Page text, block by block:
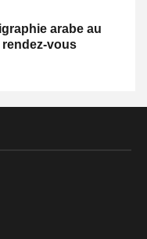
arabe au
vous